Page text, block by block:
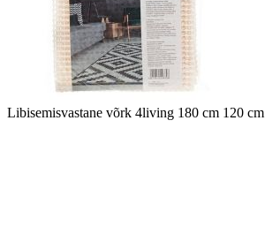
Libisemisvastane võrk 4living 180 cm 120 cm